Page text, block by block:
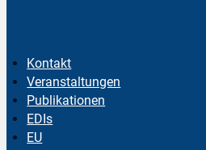
Kontakt
Veranstaltungen
Publikationen
EDIs
EU